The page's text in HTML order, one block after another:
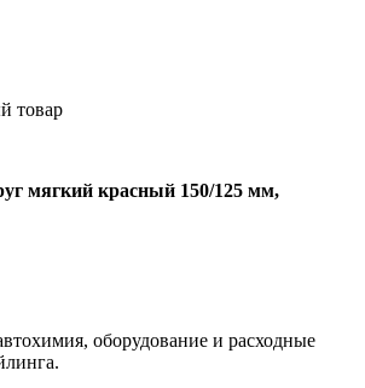
товар
мягкий красный 150/125 мм,
оборудование и расходные